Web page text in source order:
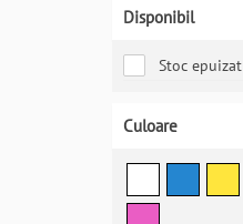
Disponibil
Stoc epuizat
Culoare